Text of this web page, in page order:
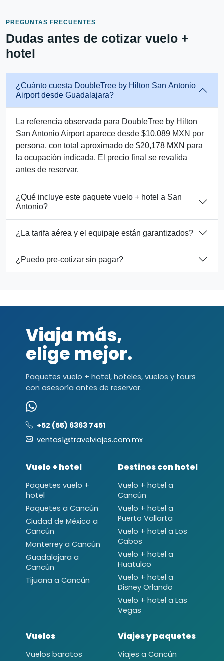
PREGUNTAS FRECUENTES
Dudas antes de cotizar vuelo +
hotel
¿Cuánto cuesta DoubleTree by Hilton San Antonio
Airport desde Guadalajara?
La referencia observada para DoubleTree by Hilton
San Antonio Airport aparece desde $10,089 MXN por
persona, con total aproximado de $20,178 MXN para
la ocupación indicada. El precio final se revalida
antes de reservar.
¿Qué incluye este paquete vuelo + hotel a San
Antonio?
¿La tarifa aérea y el equipaje están garantizados?
¿Puedo pre-cotizar sin pagar?
Viaja más,
elige mejor.
Paquetes vuelo + hotel, hoteles, vuelos y tours
con asesoría antes de reservar.
+52 (55) 6363 7451
ventas1@travelviajes.com.mx
Vuelo + hotel
Paquetes vuelo +
hotel
Paquetes a Cancún
Ciudad de México a
Cancún
Monterrey a Cancún
Guadalajara a
Cancún
Tijuana a Cancún
Destinos con hotel
Vuelo + hotel a
Cancún
Vuelo + hotel a
Puerto Vallarta
Vuelo + hotel a Los
Cabos
Vuelo + hotel a
Huatulco
Vuelo + hotel a
Disney Orlando
Vuelo + hotel a Las
Vegas
Vuelos
Vuelos baratos
Viajes y paquetes
Viajes a Cancún